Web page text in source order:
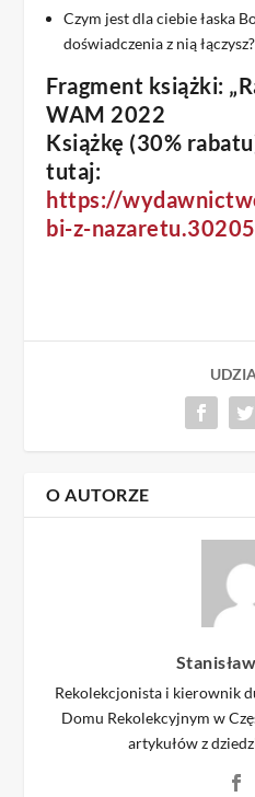
Czym jest dla ciebie łaska
doświadczenia z nią łączysz?
Fragment książki:
WAM 2022
Książkę (30%
tutaj:
https://
bi-z-
O AUTORZE
Rekolekcjonista i kierownik
Domu Rekolekcyjnym w
artykułów z